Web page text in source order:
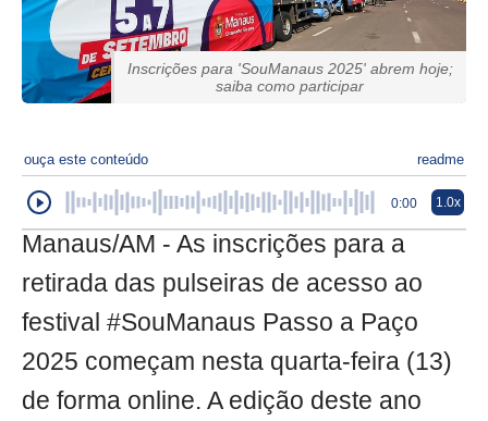
Inscrições para 'SouManaus 2025' abrem hoje;
saiba como participar
ouça este conteúdo readme
0:00 1.0x
Manaus/AM - As inscrições para a
retirada das pulseiras de acesso ao
festival #SouManaus Passo a Paço
2025 começam nesta quarta-feira (13)
de forma online. A edição deste ano